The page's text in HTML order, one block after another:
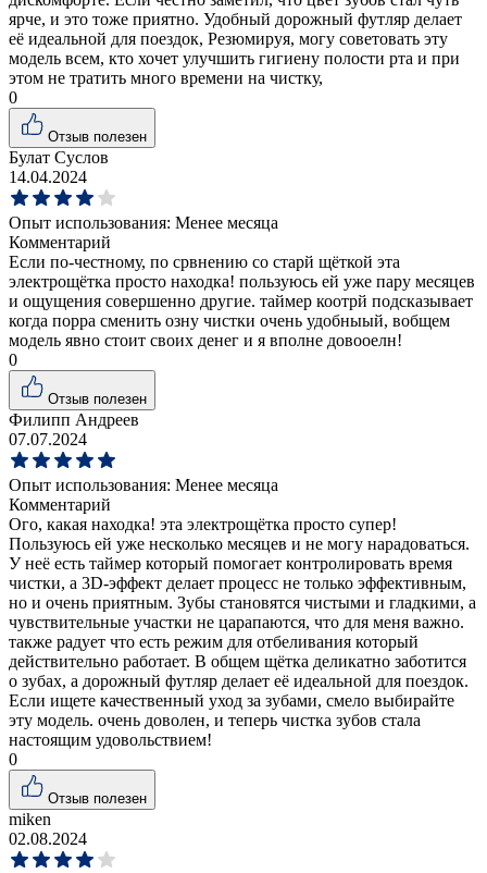
ярче, и это тоже приятно. Удобный дорожный футляр делает
её идеальной для поездок, Резюмируя, могу советовать эту
модель всем, кто хочет улучшить гигиену полости рта и при
этом не тратить много времени на чистку,
0
Отзыв полезен
Булат Суслов
14.04.2024
Опыт использования: Менее месяца
Комментарий
Если по-честному, по срвнению со старй щёткой эта
электрощётка просто находка! пользуюсь ей уже пару месяцев
и ощущения совершенно другие. таймер коотрй подсказывает
когда порра сменить озну чистки очень удобныый, вобщем
модель явно стоит своих денег и я вполне довооелн!
0
Отзыв полезен
Филипп Андреев
07.07.2024
Опыт использования: Менее месяца
Комментарий
Ого, какая находка! эта электрощётка просто супер!
Пользуюсь ей уже несколько месяцев и не могу нарадоваться.
У неё есть таймер который помогает контролировать время
чистки, а 3D-эффект делает процесс не только эффективным,
но и очень приятным. Зубы становятся чистыми и гладкими, а
чувствительные участки не царапаются, что для меня важно.
также радует что есть режим для отбеливания который
действительно работает. В общем щётка деликатно заботится
о зубах, а дорожный футляр делает её идеальной для поездок.
Если ищете качественный уход за зубами, смело выбирайте
эту модель. очень доволен, и теперь чистка зубов стала
настоящим удовольствием!
0
Отзыв полезен
miken
02.08.2024